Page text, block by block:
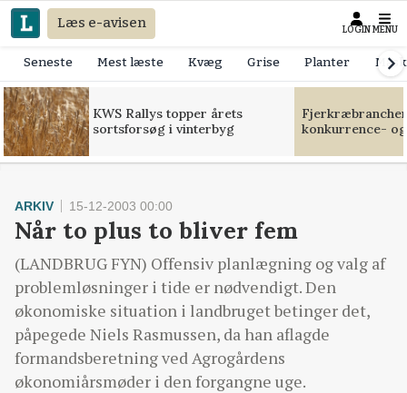
Læs e-avisen LOGIN MENU
Seneste Mest læste Kvæg Grise Planter
KWS Rallys topper årets
sortsforsøg i vinterbyg
konkurrence-
ARKIV 15-12-2003 00:00
Når to plus to bliver fem
(LANDBRUG FYN) Offensiv planlægning og valg af
problemløsninger i tide er nødvendigt. Den
økonomiske situation i landbruget betinger det,
påpegede Niels Rasmussen, da han aflagde
formandsberetning ved Agrogårdens
økonomiårsmøder i den forgangne uge.